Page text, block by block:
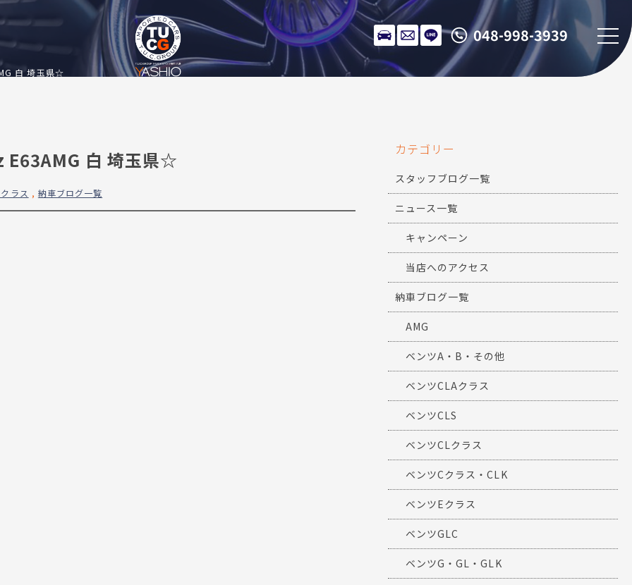
048-998-3939
白 埼玉県☆
白 埼玉県☆
ラス , 納車ブログ一覧
カテゴリー
スタッフブログ一覧
ニュース一覧
キャンペーン
当店へのアクセス
納車ブログ一覧
AMG
ベンツA・B・その他
ベンツCLAクラス
ベンツCLS
ベンツCLクラス
ベンツCクラス・CLK
ベンツEクラス
ベンツGLC
ベンツG・GL・GLK